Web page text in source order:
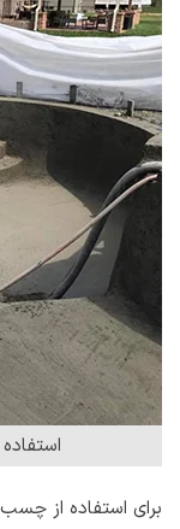
برای استفاده از